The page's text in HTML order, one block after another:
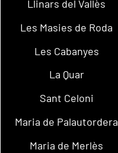
Llinars del Vallès
Les Masies de Roda
Les Cabanyes
La Quar
Sant Celoni
Maria de Palautordera
Maria de Merlès